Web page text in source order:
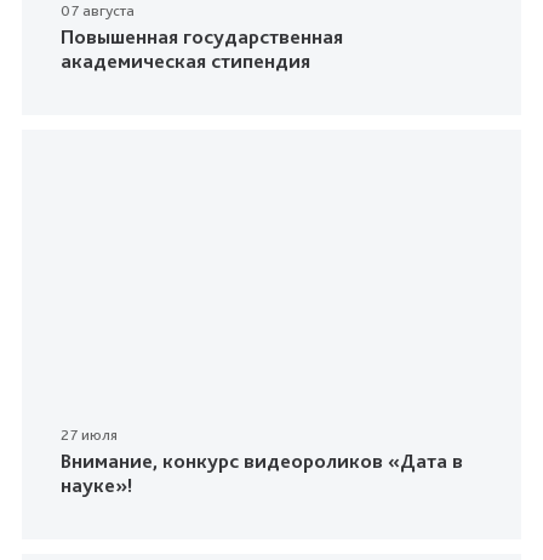
07 августа
Повышенная государственная
академическая стипендия
27 июля
Внимание, конкурс видеороликов «Дата в
науке»!